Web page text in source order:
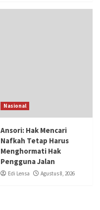
Nasional
Ansori: Hak Mencari
Nafkah Tetap Harus
Menghormati Hak
Pengguna Jalan
Edi Lensa Agustus 8, 2026